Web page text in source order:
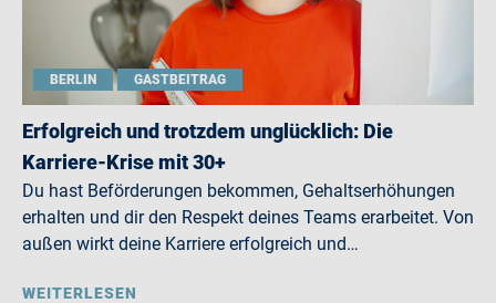
BERLIN GASTBEITRAG
Erfolgreich und trotzdem unglücklich: Die
Karriere-Krise mit 30+
Du hast Beförderungen bekommen, Gehaltserhöhungen
erhalten und dir den Respekt deines Teams erarbeitet. Von
außen wirkt deine Karriere erfolgreich und…
WEITERLESEN